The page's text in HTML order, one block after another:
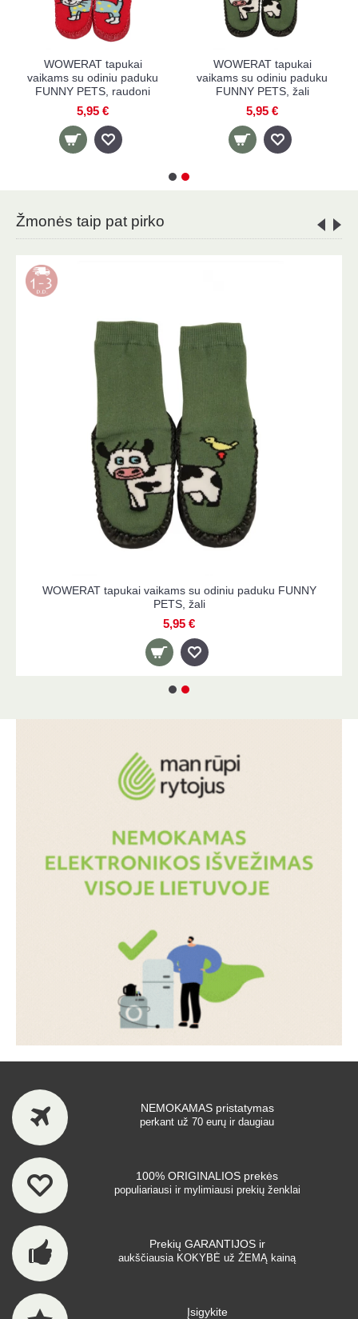
tapukai
paduku
rožiniai
WOWERAT tapukai
vaikams su odiniu paduku
FUNNY PETS, geltoni
vaikams su
FUNNY
Žmonės taip pat pirko
vaikams su odiniu paduku FUNNY
WOWERAT
NEMOKAMAS pristatymas
perkant už 70 eurų ir daugiau
100% ORIGINALIOS prekės
populiariausi ir mylimiausi prekių ženklai
Prekių GARANTIJOS ir
aukščiausia KOKYBĖ už ŽEMĄ kainą
Įsigykite